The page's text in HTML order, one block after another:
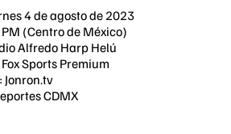
4 de agosto de 2023
(Centro de México)
Alfredo Harp Helú
Sports Premium
CDMX